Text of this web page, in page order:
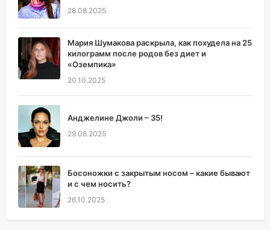
28.08.2025
Мария Шумакова раскрыла, как похудела на 25
килограмм после родов без диет и
«Оземпика»
20.10.2025
Анджелине Джоли – 35!
29.08.2025
Босоножки с закрытым носом – какие бывают
и с чем носить?
26.10.2025